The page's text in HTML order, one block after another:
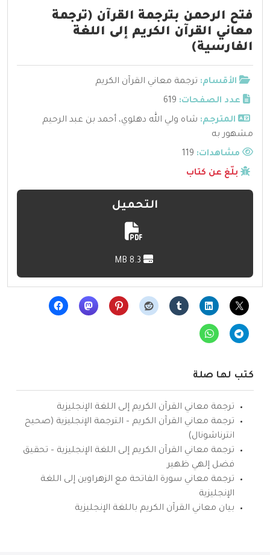
فتح الرحمن بترجمة القرآن (ترجمة
معاني القرآن الكريم إلى اللغة
الفارسية)
الأقسام: ترجمة معاني القرآن الكريم
عدد الصفحات: 619
المترجم: شاه ولي الله دهلوي، أحمد بن عبد الرحيم
مشهور به
مشاهدات:
بلّغ عن كتاب
التحميل
كتب لها صلة
ترجمة معاني القرآن الكريم إلى اللغة الإنجليزية
ترجمة معاني القرآن الكريم – الترجمة الإنجليزية (صحيح
انترناشونال)
ترجمة معاني القرآن الكريم إلى اللغة الإنجليزية – تحقيق
فضل إلهي ظهير
ترجمة معاني سورة الفاتحة مع الزهراوين إلى اللغة
الإنجليزية
بيان معاني القرآن الكريم باللغة الإنجليزية